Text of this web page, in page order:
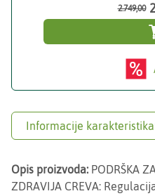
2.749,00
Informacije
Opis proizvoda: PODRŠKA
ZDRAVIJA CREVA: